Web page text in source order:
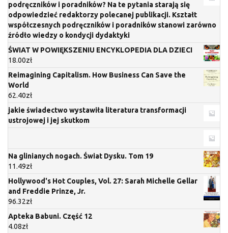
podręczników i poradników? Na te pytania starają się
odpowiedzieć redaktorzy polecanej publikacji. Kształt
współczesnych podręczników i poradników stanowi zarówno
źródło wiedzy o kondycji dydaktyki
ŚWIAT W POWIĘKSZENIU ENCYKLOPEDIA DLA DZIECI
18.00zł
Reimagining Capitalism. How Business Can Save the
World
62.40zł
jakie świadectwo wystawiła literatura transformacji
ustrojowej i jej skutkom
Na glinianych nogach. Świat Dysku. Tom 19
11.49zł
Hollywood's Hot Couples, Vol. 27: Sarah Michelle Gellar
and Freddie Prinze, Jr.
96.32zł
Apteka Babuni. Część 12
4.08zł